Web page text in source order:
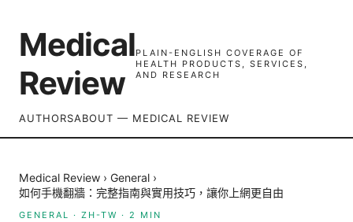
Medical
Review
PLAIN-ENGLISH COVERAGE OF
HEALTH PRODUCTS, SERVICES,
AND RESEARCH
AUTHORSABOUT — MEDICAL REVIEW
Medical Review › General ›
如何手機翻牆：完整指南與實用技巧，讓你上網更自由
GENERAL · ZH-TW · 2 MIN